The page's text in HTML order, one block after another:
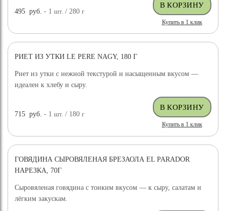
495 руб. - 1шт. / 280г
Купить в 1 клик
РИЕТ ИЗ УТКИ LE PERE NAGY, 180 Г
Риет из утки с нежной текстурой и насыщенным вкусом —
идеален к хлебу и сыру.
715 руб. - 1шт. / 180г
Купить в 1 клик
ГОВЯДИНА СЫРОВЯЛЕНАЯ БРЕЗАОЛА EL PARADOR
НАРЕЗКА, 70Г
Сыровяленая говядина с тонким вкусом — к сыру, салатам и
лёгким закускам.